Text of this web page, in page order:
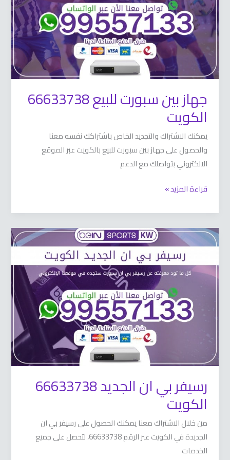
جهاز بين سبورت للبيع 66633738
الكويت
يمكنك الاشتراك والتجديد الخاص باشتراكك نفسه معنا
والحصول على جهاز بين سبورت للبيع بالكويت عبر الموقع
الالكتروني بتواصلك مع الدعم
66633738
الكويت
قراءة المزيد »
رسيفر بي ان الجديد 66633738
الكويت
من خلال الاشتراك معنا يمكنك الحصول على رسيفر بي ان
الجديدة في الكويت عبر الرقم 66633738، لتحصل على جميع
الخدمات
رسيفر
بي
ان
الجديد
66633738
الكويت